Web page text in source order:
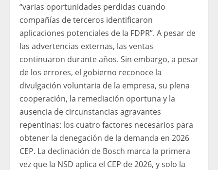
“varias oportunidades perdidas cuando
compañías de terceros identificaron
aplicaciones potenciales de la FDPR”. A pesar de
las advertencias externas, las ventas
continuaron durante años. Sin embargo, a pesar
de los errores, el gobierno reconoce la
divulgación voluntaria de la empresa, su plena
cooperación, la remediación oportuna y la
ausencia de circunstancias agravantes
repentinas: los cuatro factores necesarios para
obtener la denegación de la demanda en 2026
CEP. La declinación de Bosch marca la primera
vez que la NSD aplica el CEP de 2026, y solo la